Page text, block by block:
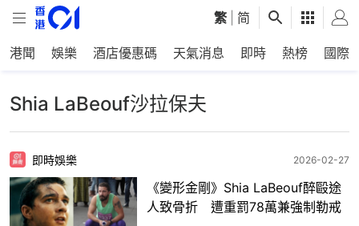
繁 简
港聞 娛樂 酒店優惠碼 天氣消息 即時 熱榜 國際
Shia LaBeouf沙拉保夫
即時娛樂 2026-02-27
《變形金剛》Shia LaBeouf醉毆途
人致骨折 遭重罰78萬兼強制勒戒